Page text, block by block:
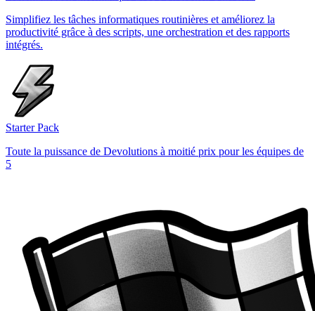
Simplifiez les tâches informatiques routinières et améliorez la
productivité grâce à des scripts, une orchestration et des rapports
intégrés.
Starter Pack
Toute la puissance de Devolutions à moitié prix pour les équipes de
5